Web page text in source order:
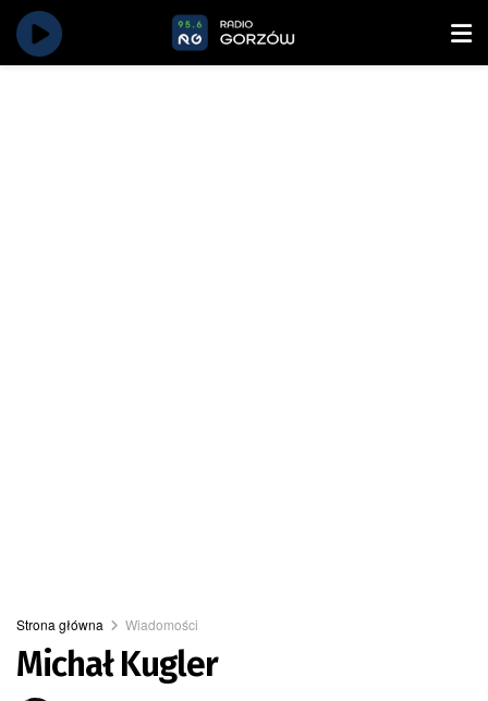
Strona główna Wiadomości
Michał Kugler